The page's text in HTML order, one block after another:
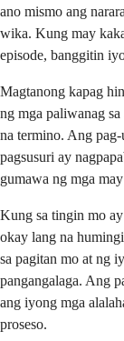
ano mismo ang
wika. Kung may
episode, banggitin
Magtanong kapag
ng mga paliwanag
na termino. Ang
pagsusuri ay
gumawa ng mga
Kung sa tingin mo
okay lang na
sa pagitan mo at ng
pangangalaga. Ang
ang iyong mga
proseso.